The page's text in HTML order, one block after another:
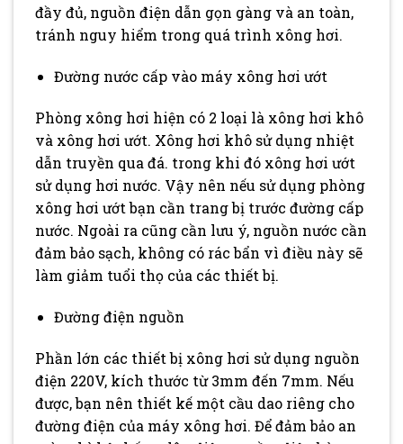
đầy đủ, nguồn điện dẫn gọn gàng và an toàn,
tránh nguy hiểm trong quá trình xông hơi.
Đường nước cấp vào máy xông hơi ướt
Phòng xông hơi hiện có 2 loại là xông hơi khô
và xông hơi ướt. Xông hơi khô sử dụng nhiệt
dẫn truyền qua đá. trong khi đó xông hơi ướt
sử dụng hơi nước. Vậy nên nếu sử dụng phòng
xông hơi ướt bạn cần trang bị trước đường cấp
nước. Ngoài ra cũng cần lưu ý, nguồn nước cần
đảm bảo sạch, không có rác bẩn vì điều này sẽ
làm giảm tuổi thọ của các thiết bị.
Đường điện nguồn
Phần lớn các thiết bị xông hơi sử dụng nguồn
điện 220V, kích thước từ 3mm đến 7mm. Nếu
được, bạn nên thiết kế một cầu dao riêng cho
đường điện của máy xông hơi. Để đảm bảo an